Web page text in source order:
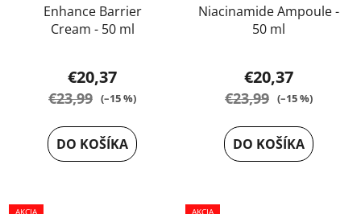
Enhance Barrier
Cream - 50 ml
€20,37
€23,99 (–15 %)
DO KOŠÍKA
Niacinamide Ampoule -
50 ml
hodnotenie
produktu
je
5,0
€20,37
€23,99 (–15 %)
DO KOŠÍKA
AKCIA
AKCIA